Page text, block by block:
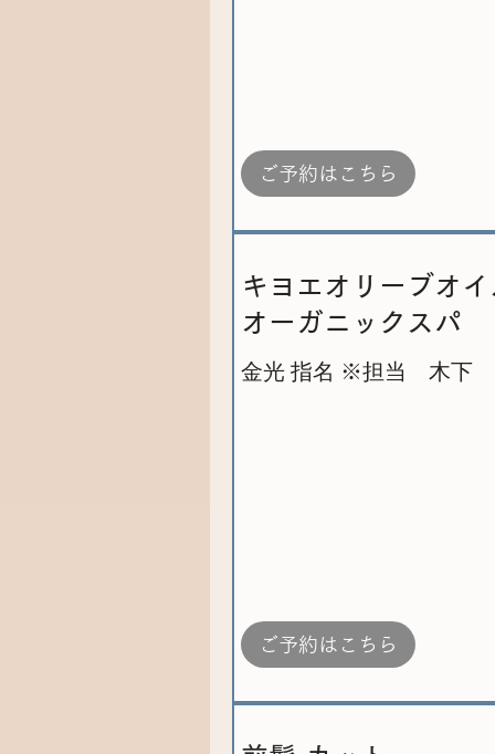
ご予約はこちら
キヨエオリーブオイ
オーガニックスパ
金光 指名 ※担当 木下
ご予約はこちら